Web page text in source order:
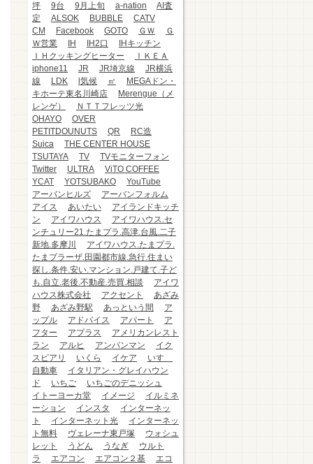
坪
9台 9月上旬 a-nation
AI査
定
ALSOK BUBBLE
CATV
CM
Facebook GOTO ＧＷ
Ｇ
Ｗ営業
IH IH2口
IHキッチン
ＩＨクッキングヒーター
ＩＫＥＡ
iphone11
JR JR埼京線
JR横浜
線
LDK l気候 ㎡
MEGAドン・
キホーテ東名川崎店
Merengue（メ
レンゲ）
ＮＴＴフレッツ光
OHAYO
OVER
PETITDOUNUTS
QR
RC造
Suica
THE CENTER HOUSE
TSUTAYA
TV
TVモニターフォン
Twitter
ULTRA
ViTO COFFEE
YCAT
YOTSUBAKO
YouTube
アーバンヒルズ
アーバンフォルム
アイス
あいたい
アイランドキッチ
ン
アイワハウス
アイワハウス.セ
ンチュリー21.たまプラ.高津.台風.二子
新地.多摩川
アイワハウス.たまプラ.
たまプラーザ.田園都市線.急行.住まい
探し.条件.安い.マンション.戸建て.子ど
も.自立.老後.不動産.売買.相談
アイワ
ハウス株式会社
アクセント
あざみ
野
あざみ野駅 あっという間
ア
ップル
アドバイス アパート
ア
フター
アプラス
アメリカンレスト
ラン
アルヒ アンパンマン
イク
スピアリ
いくら イケア
いすゞ
自動車
イタリアン・グレイハウン
ド
いちご
いちごのデニッシュ
イトーヨーカ堂
イメージ
イルミネ
ーション
インスタ
インターネッ
ト
インターネット光
インターネッ
ト無料
ヴェレーナ東戸塚
ウォシュ
レット
うどん うなぎ
ウルト
ラ
エアコン エアコン２基
エコ